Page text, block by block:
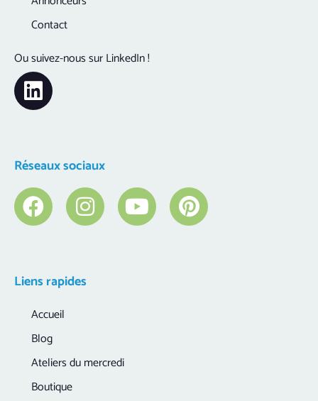
Liens rapides
Accueil
Blog
Ateliers du mercredi
Boutique
Réseaux sociaux
Contact
Ou suivez-nous sur LinkedIn !